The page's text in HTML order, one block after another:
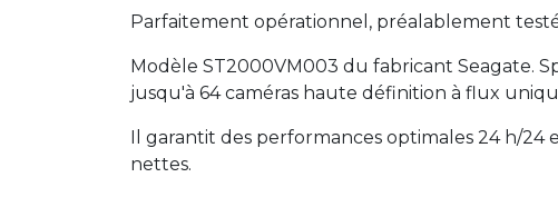
Parfaitement opérationnel, préalablement
Modèle ST2000VM003 du fabricant Seagate.
jusqu'à 64 caméras haute définition à flux
Il garantit des performances optimales 24 h/24
nettes.